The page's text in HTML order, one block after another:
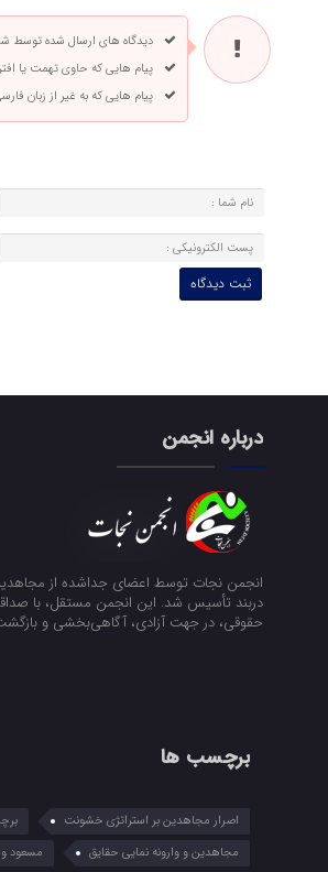
دیدگاه های ارسال شده توسط
پیام هایی که حاوی تهمت یا
پیام هایی که به غیر از زبان
درباره انجمن
انجمن نجات توسط اعضای جداشده از
دربند تأسیس شد. این انجمن مستقل، با
حقوقی، در جهت آزادی، آگاهی‌بخشی و
برچسب ها
اصرار مجاهدین بر استراتژی خشونت
مجاهدین و وارونه نمایی حقایق
مسعود